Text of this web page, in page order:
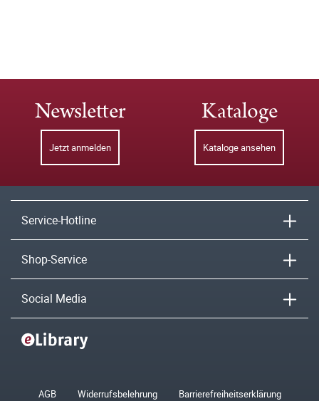
Newsletter
Jetzt anmelden
Kataloge
Kataloge ansehen
Service-Hotline
Shop-Service
Social Media
AGB Widerrufsbelehrung
Barrierefreiheitserklärung